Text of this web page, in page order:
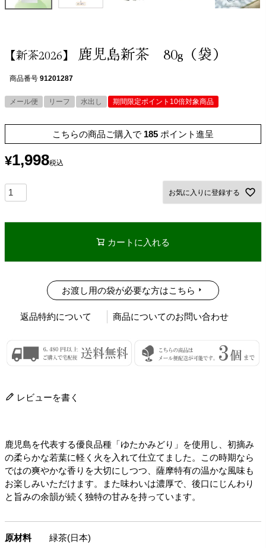
【新茶2026】 鹿児島新茶 80g（袋）
商品番号 91201287
メール便 リーフ 水出し 期間限定ポイント10倍対象商品
こちらの商品ご購入で 185 ポイント進呈
¥1,998税込
お気に入りに登録する
カートに入れる
お渡し用の袋が必要な方はこちら
返品特約について 商品についてのお問い合わせ
レビューを書く
鹿児島を代表する優良品種「ゆたかみどり」を使用し、初摘み
の柔らかな若葉に軽く火を入れて仕立てました。この時期なら
ではの爽やかな香りを大切にしつつ、薩摩特有の温かな風味も
お楽しみいただけます。また味わいは濃厚で、後口にじんわり
と旨みの余韻が続く独特の甘みを持っています。
原材料 緑茶(日本)